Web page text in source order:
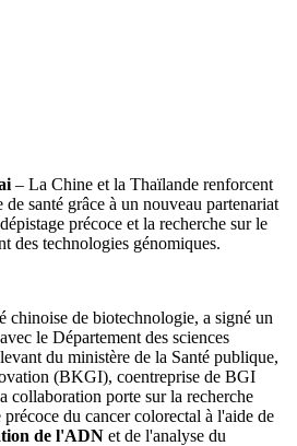
– La Chine et la Thaïlande renforcent
santé grâce à un nouveau partenariat
précoce et la recherche sur le
des technologies génomiques.
chinoise de biotechnologie, a signé un
le Département des sciences
du ministère de la Santé publique,
(BKGI), coentreprise de BGI
collaboration porte sur la recherche
du cancer colorectal à l'aide de
de l'ADN et de l'analyse du